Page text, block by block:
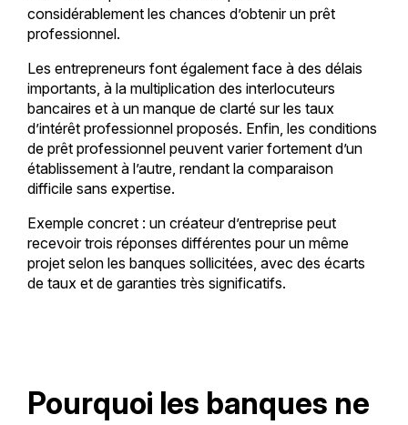
considérablement les chances d’obtenir un prêt
professionnel.
Les entrepreneurs font également face à des délais
importants, à la multiplication des interlocuteurs
bancaires et à un manque de clarté sur les taux
d’intérêt professionnel proposés. Enfin, les conditions
de prêt professionnel peuvent varier fortement d’un
établissement à l’autre, rendant la comparaison
difficile sans expertise.
Exemple concret : un créateur d’entreprise peut
recevoir trois réponses différentes pour un même
projet selon les banques sollicitées, avec des écarts
de taux et de garanties très significatifs.
Pourquoi les banques ne